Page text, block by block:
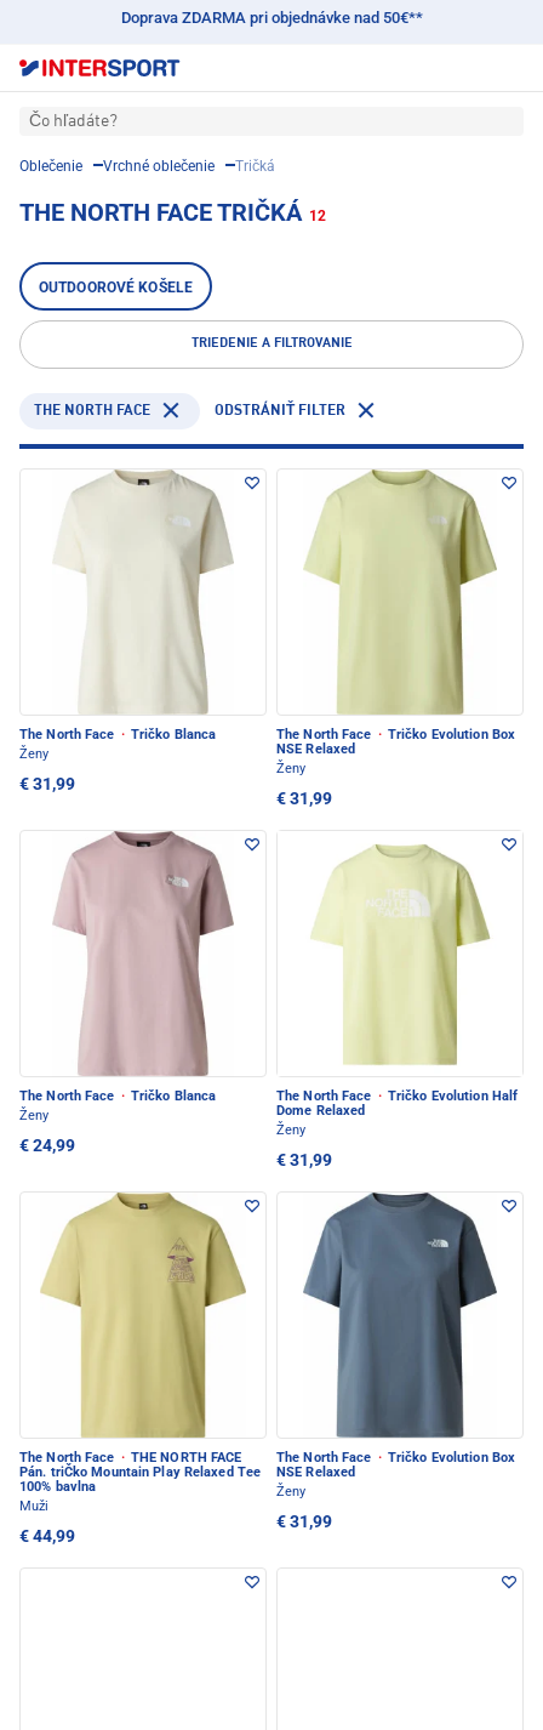
Doprava ZDARMA pri objednávke nad 50€**
Čo hľadáte?
Oblečenie Vrchné oblečenie Tričká
THE NORTH FACE TRIČKÁ 12
OUTDOOROVÉ KOŠELE
TRIEDENIE A FILTROVANIE
THE NORTH FACE ODSTRÁNIŤ FILTER
The North Face · Tričko Blanca
Ženy
€ 31,99
The North Face · Tričko Evolution Box
NSE Relaxed
Ženy
€ 31,99
The North Face · Tričko Blanca
Ženy
€ 24,99
The North Face · Tričko Evolution Half
Dome Relaxed
Ženy
€ 31,99
The North Face · THE NORTH FACE
Pán. triČko Mountain Play Relaxed Tee
100% bavlna
Muži
€ 44,99
The North Face · Tričko Evolution Box
NSE Relaxed
Ženy
€ 31,99